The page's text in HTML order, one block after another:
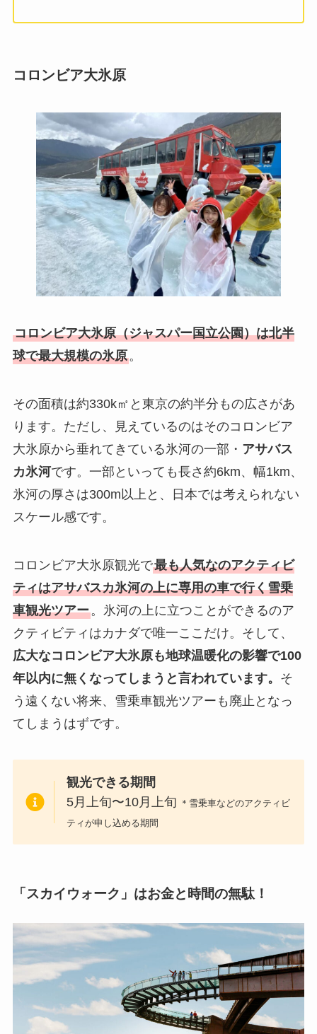
コロンビア大氷原
コロンビア大氷原（ジャスパー国立公園）は北半
球で最大規模の氷原。
その面積は約330k㎡と東京の約半分もの広さがあ
ります。ただし、見えているのはそのコロンビア
大氷原から垂れてきている氷河の一部・ アサバス
カ氷河です。一部といっても長さ約6km、幅1km、
氷河の厚さは300m以上と、日本では考えられない
スケール感です。
コロンビア大氷原観光で最も人気なのアクティビ
ティはアサバスカ氷河の上に専用の車で行く雪乗
車観光ツアー。氷河の上に立つことができるのア
クティビティはカナダで唯一ここだけ。そして、
広大なコロンビア大氷原も地球温暖化の影響で100
年以内に無くなってしまうと言われています。 そ
う遠くない将来、雪乗車観光ツアーも廃止となっ
てしまうはずです。
観光できる期間
5月上旬〜10月上旬 ＊雪乗車などのアクティビ
ティが申し込める期間
「スカイウォーク」はお金と時間の無駄！